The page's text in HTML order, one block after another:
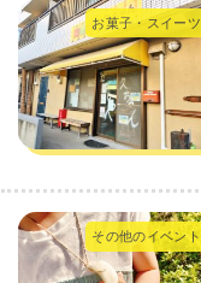
お菓子・スイーツ
その他のイベント